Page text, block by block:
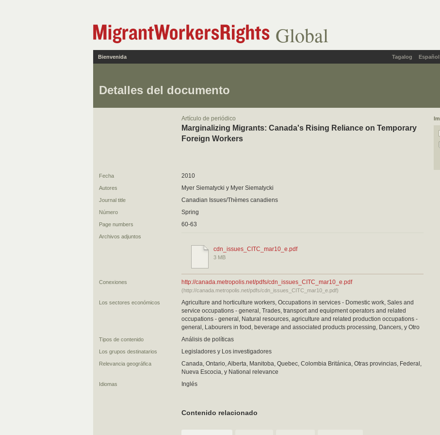
Global
Tagalog Español
Bienvenida
Detalles del documento
Artículo de periódico
Marginalizing Migrants: Canada's Rising Reliance on Temporary
Foreign Workers
Fecha 2010
Autores Myer Siematycki y Myer Siematycki
Journal title Canadian Issues/Thèmes canadiens
Número Spring
Page numbers 60-63
Archivos adjuntos
cdn_issues_CITC_mar10_e.pdf
3 MB
Conexiones http://canada.metropolis.net/pdfs/cdn_issues_CITC_mar10_e.pdf
(http://canada.metropolis.net/pdfs/cdn_issues_CITC_mar10_e.pdf)
Los sectores económicos
Agriculture and horticulture workers, Occupations in services - Domestic work, Sales and
service occupations - general, Trades, transport and equipment operators and related
occupations - general, Natural resources, agriculture and related production occupations -
general, Labourers in food, beverage and associated products processing, Dancers, y Otro
Tipos de contenido Análisis de políticas
Los grupos destinatarios Legisladores y Los investigadores
Relevancia geográfica
Canada, Ontario, Alberta, Manitoba, Quebec, Colombia Británica, Otras provincias, Federal,
Nueva Escocia, y National relevance
Idiomas Inglés
Contenido relacionado